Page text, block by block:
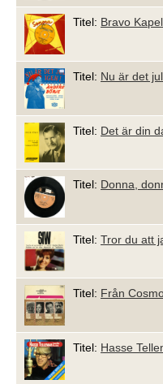
Titel: Bravo
Titel: Nu är det
Titel: Det är din
Titel: Donna,
Titel: Tror du att
Titel: Från
Titel: Hasse